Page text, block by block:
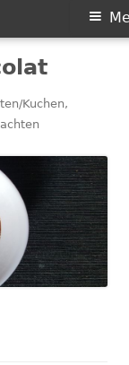
Kuchen,